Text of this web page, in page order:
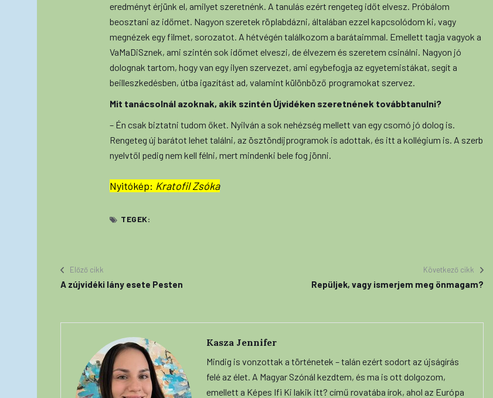
eredményt érjünk el, amilyet szeretnénk. A tanulás ezért rengeteg időt elvesz. Próbálom
beosztani az időmet. Nagyon szeretek röplabdázni, általában ezzel kapcsolódom ki, vagy
megnézek egy filmet, sorozatot. A hétvégén találkozom a barátaimmal. Emellett tagja vagyok a
VaMaDiSznek, ami szintén sok időmet elveszi, de élvezem és szeretem csinálni. Nagyon jó
dolognak tartom, hogy van egy ilyen szervezet, ami egybefogja az egyetemistákat, segít a
beilleszkedésben, útba igazítást ad, valamint különböző programokat szervez.
Mit tanácsolnál azoknak, akik szintén Újvidéken szeretnének továbbtanulni?
– Én csak biztatni tudom őket. Nyilván a sok nehézség mellett van egy csomó jó dolog is.
Rengeteg új barátot lehet találni, az ösztöndíjprogramok is adottak, és itt a kollégium is. A szerb
nyelvtől pedig nem kell félni, mert mindenki bele fog jönni.
Nyitókép: Kratofil Zsóka
TEGEK:
Előző cikk
A zújvidéki lány esete Pesten
Következő cikk
Repüljek, vagy ismerjem meg önmagam?
Kasza Jennifer
Mindig is vonzottak a történetek – talán ezért sodort az újságírás
felé az élet. A Magyar Szónál kezdtem, és ma is ott dolgozom,
emellett a Képes Ifi Ki lakik itt? című rovatába írok, ahol az Európa